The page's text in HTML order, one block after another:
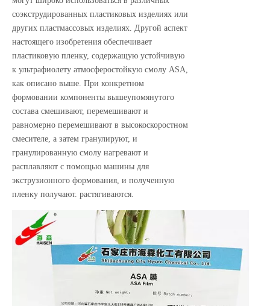
соэкструдированных пластиковых изделиях или
других пластмассовых изделиях. Другой аспект
настоящего изобретения обеспечивает
пластиковую пленку, содержащую устойчивую
к ультрафиолету атмосферостойкую смолу ASA,
как описано выше. При конкретном
формовании компоненты вышеупомянутого
состава смешивают, перемешивают и
равномерно перемешивают в высокоскоростном
смесителе, а затем гранулируют, и
гранулированную смолу нагревают и
расплавляют с помощью машины для
экструзионного формования, и полученную
пленку получают. растягиваются.